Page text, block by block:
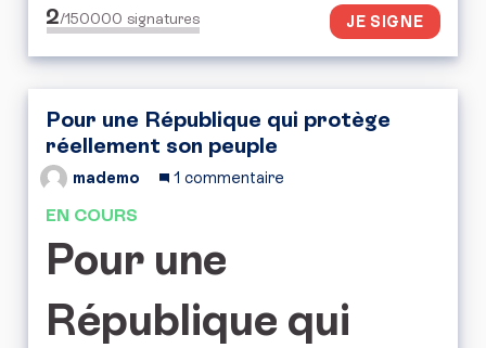
2/150000 signatures JE SIGNE
Pour une République qui protège
réellement son peuple
mademo 1 commentaire
EN COURS
Pour une
République qui